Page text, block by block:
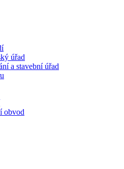
úřad
a stavební úřad
obvod